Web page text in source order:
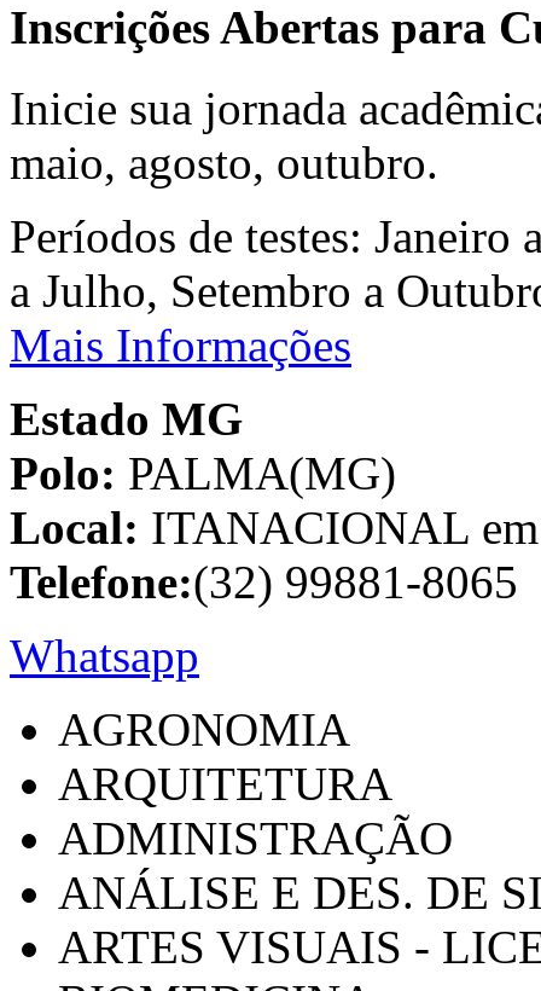
Inscrições Abertas para
Inicie sua jornada
maio, agosto, outubro.
Períodos de testes:
a Julho, Setembro a
Mais Informações
Estado MG
Polo: PALMA(MG)
Local: ITANACIONAL
Telefone:(32) 99881-8065
Whatsapp
AGRONOMIA
ARQUITETURA
ADMINISTRAÇÃO
ANÁLISE E DES. DE
ARTES VISUAIS -